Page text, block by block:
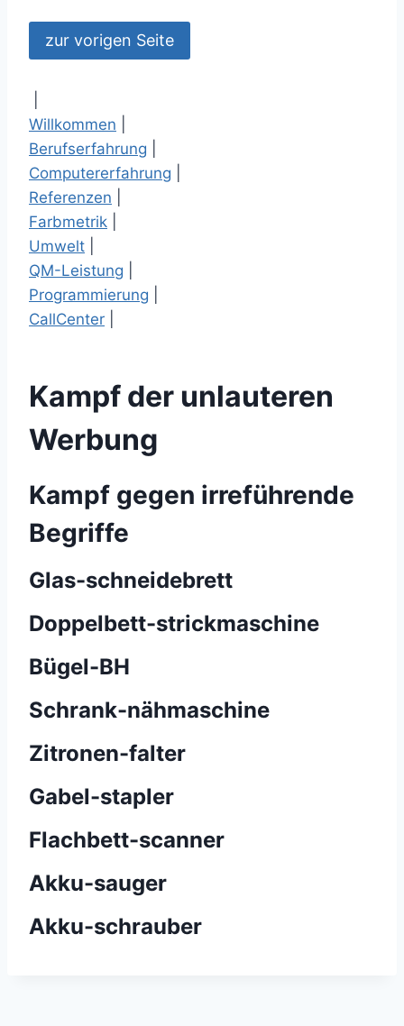
Willkommen
Berufserfahrung
Computererfahrung
Referenzen
Farbmetrik
Umwelt
QM-Leistung
Programmierung
CallCenter
Kampf der unlauteren
Werbung
Kampf gegen irreführende
Begriffe
Glas-schneidebrett
Doppelbett-strickmaschine
Bügel-BH
Schrank-nähmaschine
Zitronen-falter
Gabel-stapler
Flachbett-scanner
Akku-sauger
Akku-schrauber